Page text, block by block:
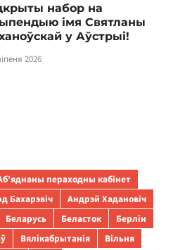
набор на
імя Святланы
у Аўстрыі!
2026
пераходны кабінет
Бахарэвіч
Андрэй Хадановіч
Беларусь Беласток
Берлін
Вялікабрытанія
Вільня